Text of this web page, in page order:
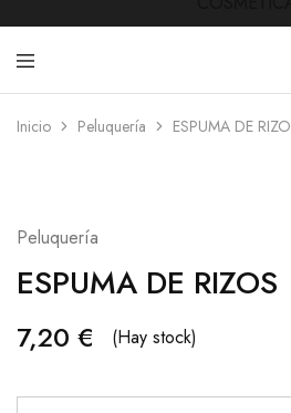
Mobiliarios
,
y
Estética
Inicio Peluquería ESPUMA DE
Peluquería
ESPUMA DE RIZOS
7,20 € (Hay stock)